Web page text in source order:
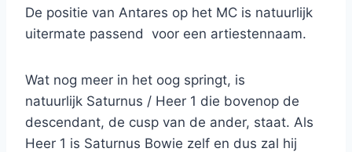
De positie van Antares op het MC is natuurlijk
uitermate passend voor een artiestennaam.
Wat nog meer in het oog springt, is
natuurlijk Saturnus / Heer 1 die bovenop de
descendant, de cusp van de ander, staat. Als
Heer 1 is Saturnus Bowie zelf en dus zal hij